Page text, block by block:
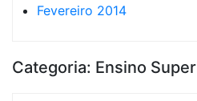
Fevereiro 2014
Categoria: Ensino